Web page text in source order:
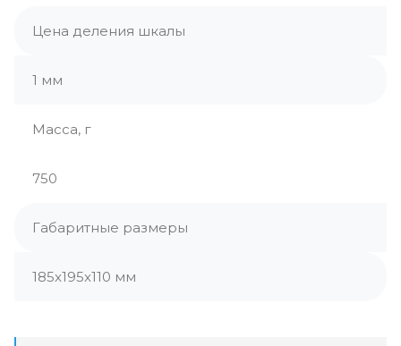
Цена деления шкалы
1 мм
Масса, г
750
Габаритные размеры
185x195x110 мм